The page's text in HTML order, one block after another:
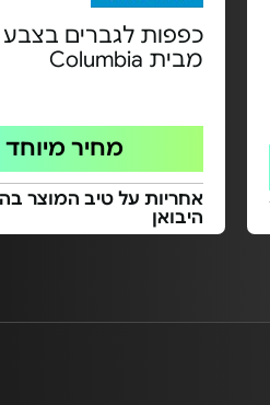
כפפות לגברים
מבית Columbia
מחיר מיוחד
אחריות על טיב המוצר
היבואן